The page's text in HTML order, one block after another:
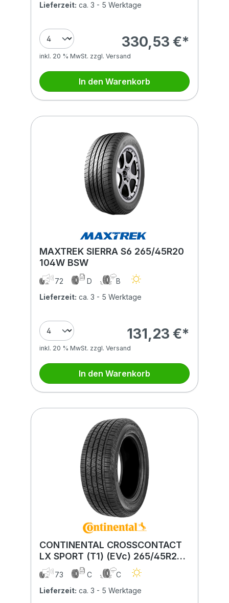
Lieferzeit: ca. 3 - 5 Werktage
330,53 €*
inkl. 20 % MwSt. zzgl. Versand
In den Warenkorb
MAXTREK SIERRA S6 265/45R20
104W BSW
72 D
B
Lieferzeit: ca. 3 - 5 Werktage
131,23 €*
inkl. 20 % MwSt. zzgl. Versand
In den Warenkorb
CONTINENTAL CROSSCONTACT
LX SPORT (T1) (EVc) 265/45R20
108V (T1) (EVc) XL FR BSW
CONTISILENT
73 C
C
Lieferzeit: ca. 3 - 5 Werktage